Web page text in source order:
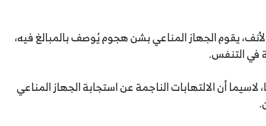
يقوم الجهاز المناعي بشن هجوم يُوصف بالمبالغ فيه،
في التنفس.
أن الالتهابات الناجمة عن استجابة الجهاز المناعي